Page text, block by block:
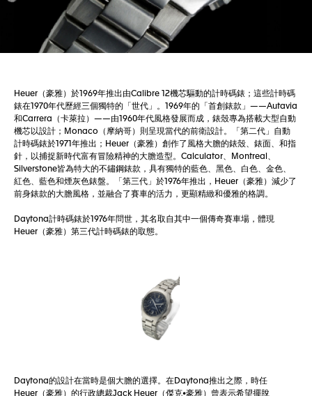
Heuer（豪雅）於1969年推出由Calibre 12機芯驅動的計時碼錶；這些計時碼
錶在1970年代歷經三個獨特的「世代」。1969年的「首創錶款」——Autavia
和Carrera（卡萊拉）——由1960年代風格發展而成，錶殼專為搭載大型自動
機芯以設計；Monaco（摩納哥）則呈現當代的前衛設計。「第二代」自動
計時碼錶於1971年推出；Heuer（豪雅）創作了風格大膽的錶殼、錶面、和指
針，以捕捉新時代富有冒險精神的大膽造型。Calculator、Montreal、
Silverstone皆為特大的不鏽鋼錶款，具有獨特的藍色、黑色、白色、金色、
紅色、藍色和煙灰色錶盤。「第三代」於1976年推出，Heuer（豪雅）減少了
前身錶款的大膽風格，並融合了賽車的活力，更顯精緻和優雅的格調。
Daytona計時碼錶於1976年問世，其名取自其中一個傳奇賽車場，體現
Heuer（豪雅）第三代計時碼錶的取態。
Daytona的設計在當時是個大膽的選擇。在Daytona推出之際，時任
Heuer（豪雅）的行政總裁Jack Heuer（傑克•豪雅）曾表示希望擺脫